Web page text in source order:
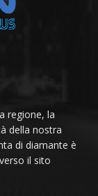
regione, la
della nostra
di diamante è
il sito